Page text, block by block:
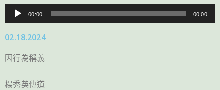
訊
播
放
00:00 00:00
02.18.2024
因行為稱義
楊秀英傳道